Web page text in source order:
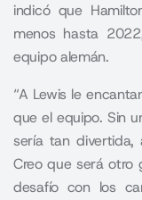
indicó que
menos hasta
equipo alemán.
“A Lewis le
que el equipo. Sin
sería tan divertida,
Creo que será otro
desafío con los